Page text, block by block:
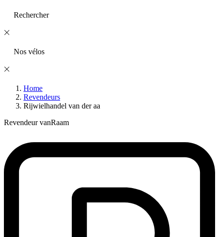
Rechercher
Nos vélos
Home
Revendeurs
Rijwielhandel van der aa
Revendeur vanRaam